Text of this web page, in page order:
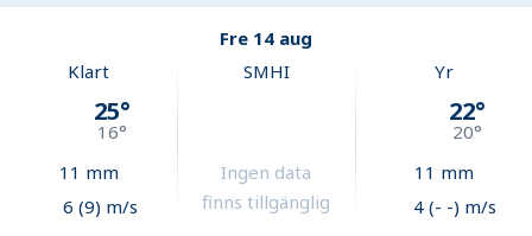
Fre 14 aug
Klart
25°
16°
11 mm
6 (9) m/s
SMHI
Ingen data
finns tillgänglig
Yr
22°
20°
11 mm
4 (- -) m/s